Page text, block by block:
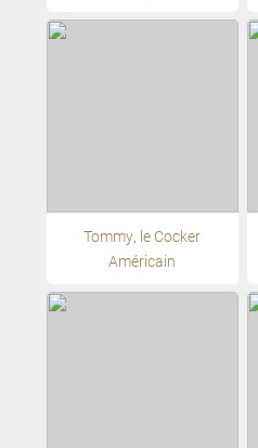
Tommy, le Cocker
Américain